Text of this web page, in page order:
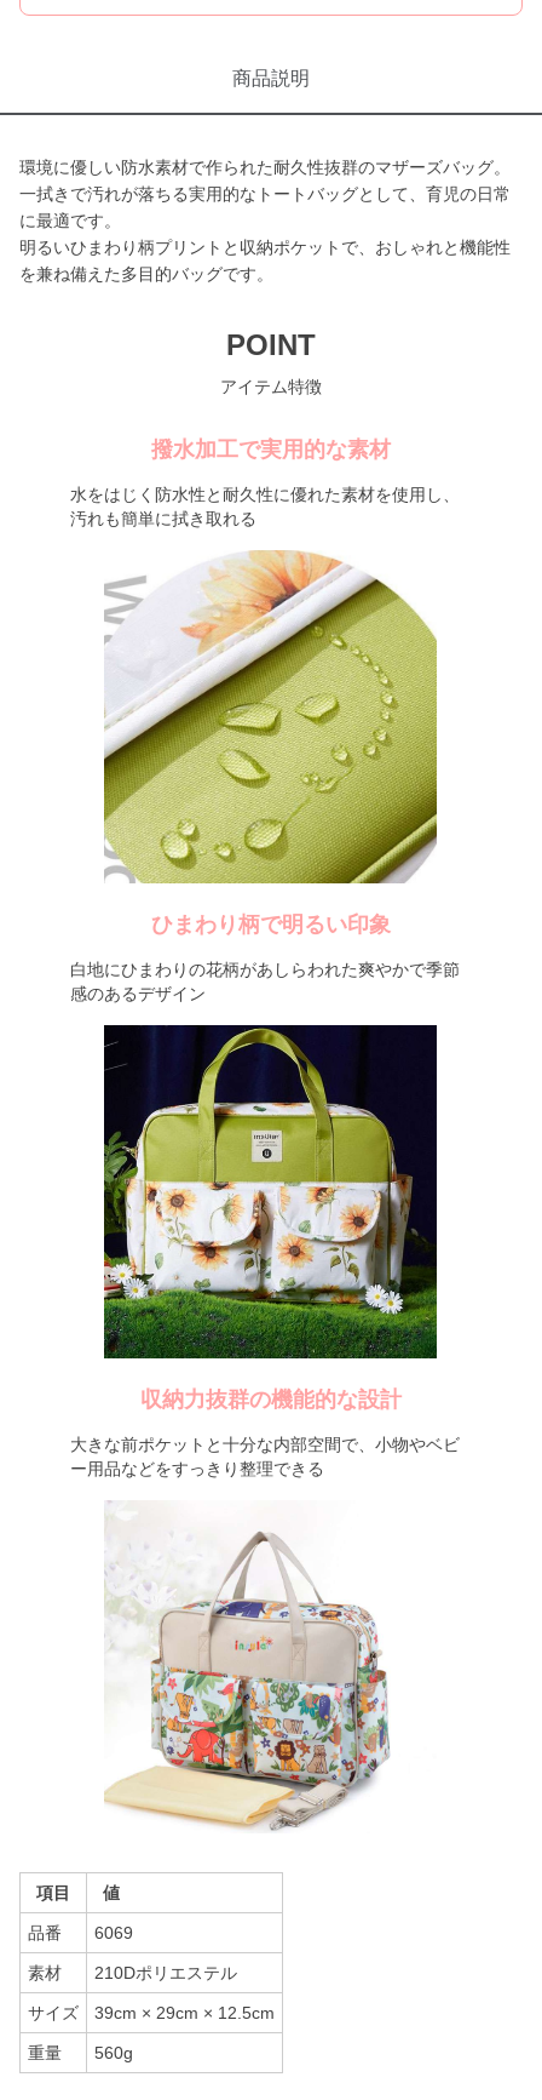
商品説明
環境に優しい防水素材で作られた耐久性抜群のマザーズバッグ。
一拭きで汚れが落ちる実用的なトートバッグとして、育児の日常
に最適です。
明るいひまわり柄プリントと収納ポケットで、おしゃれと機能性
を兼ね備えた多目的バッグです。
POINT
アイテム特徴
撥水加工で実用的な素材
水をはじく防水性と耐久性に優れた素材を使用し、
汚れも簡単に拭き取れる
ひまわり柄で明るい印象
白地にひまわりの花柄があしらわれた爽やかで季節
感のあるデザイン
収納力抜群の機能的な設計
大きな前ポケットと十分な内部空間で、小物やベビ
ー用品などをすっきり整理できる
項目 値
品番 6069
素材 210Dポリエステル
サイズ 39cm × 29cm × 12.5cm
重量 560g